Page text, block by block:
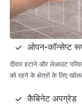
ओपन-कॉन्सेप्ट
दीवार हटाने और लेआउट
को रहने के क्षेत्रों के लिए
कैबिनेट अपग्रेड